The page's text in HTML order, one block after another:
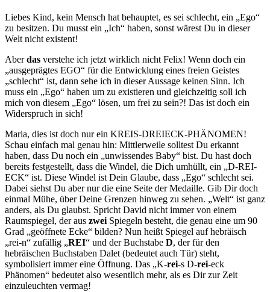
Liebes Kind, kein Mensch hat behauptet, es sei schlecht, ein „Ego“
zu besitzen. Du musst ein „Ich“ haben, sonst wärest Du in dieser
Welt nicht existent!
Aberdas verstehe ich jetzt wirklich nicht Felix! Wenn doch ein
„ausgeprägtes EGO“ für die Entwicklung eines freien Geistes
„schlecht“ ist, dann sehe ich in dieser Aussage keinen Sinn. Ich
muss ein „Ego“ haben um zu existieren und gleichzeitig soll ich
mich von diesem „Ego“ lösen, um frei zu sein?! Das ist doch ein
Widerspruch in sich!
Maria, dies ist doch nur ein KREIS-DREIECK-PHÄNOMEN!
Schau einfach mal genau hin: Mittlerweile solltest Du erkannt
haben, dass Du noch ein „unwissendes Baby“ bist. Du hast doch
bereits festgestellt, dass die Windel, die Dich umhüllt, ein „D-REI-
ECK“ ist. Diese Windel ist Dein Glaube, dass „Ego“ schlecht sei.
Dabei siehst Du aber nur die eine Seite der Medaille. Gib Dir doch
einmal Mühe, über Deine Grenzen hinweg zu sehen. „Welt“ ist ganz
anders, als Du glaubst. Spricht David nicht immer von einem
Raumspiegel, der aus zwei Spiegeln besteht, die genau eine um 90
Grad „geöffnete Ecke“ bilden? Nun heißt Spiegel auf hebräisch
„rei-n“ zufällig „REI“ und der Buchstabe D, der für den
hebräischen Buchstaben Dalet (bedeutet auch Tür) steht,
symbolisiert immer eine Öffnung. Das „K-rei-s D-rei-eck
Phänomen“ bedeutet also wesentlich mehr, als es Dir zur Zeit
einzuleuchten vermag!